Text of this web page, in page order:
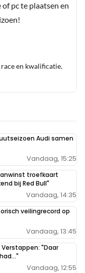
pc te plaatsen en
en kwalificatie.
Audi samen
Vandaag, 15:25
troefkaart
bij Red Bull"
Vandaag, 14:35
veilingrecord op
Vandaag, 13:45
"Daar
Vandaag, 12:55